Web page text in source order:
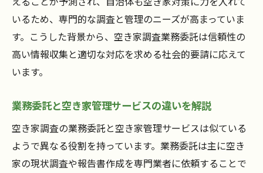
いるため、専門的な調査と管理のニーズが高まっていま
す。こうした背景から、空き家調査業務委託は信頼性の
高い情報収集と適切な対応を求める社会的要請に応えて
います。
業務委託と空き家管理サービスの違いを解説
空き家調査の業務委託と空き家管理サービスは似ている
ようで異なる役割を持っています。業務委託は主に空き
家の現状調査や報告書作成を専門業者に依頼することで